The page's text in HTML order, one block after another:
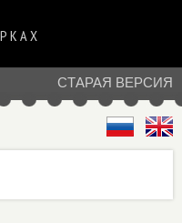
СТАРАЯ ВЕРСИЯ